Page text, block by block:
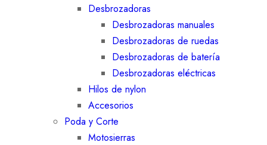
Desbrozadoras
Desbrozadoras manuales
Desbrozadoras de ruedas
Desbrozadoras de batería
Desbrozadoras eléctricas
Hilos de nylon
Accesorios
Poda y Corte
Motosierras